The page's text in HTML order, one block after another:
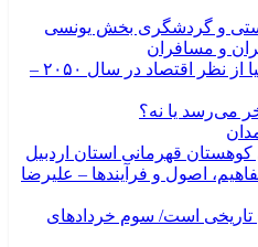
و گردشگری بخش یونسی
و مسافران
پیش‌بینی ۱۰ کشور برتر دنیا از نظر اقتصاد در سال ۲۰۵۰ –
می‌رسد یا نه؟
قهرمانی استان اردبیل
اصول و فرآیندها – علیرضا
تاریخی است/ سوم خردادهای